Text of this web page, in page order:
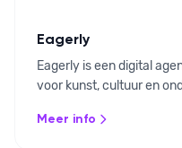
Eagerly
Eagerly is een digital
voor kunst, cultuur en
integreren met je
Meer info